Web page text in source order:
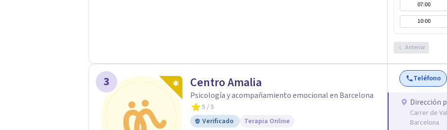
07:00
10:00
Anterior
3 Centro Amalia
Psicología y acompañamiento emocional en Barcelona
5 / 5
Verificado
Terapia Online
Teléfono
Dirección
Carrer de
Barcelona